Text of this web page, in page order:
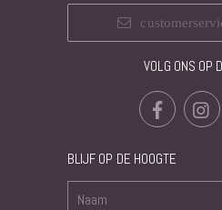
VOLG ONS OP
BLIJF OP DE HOOGTE